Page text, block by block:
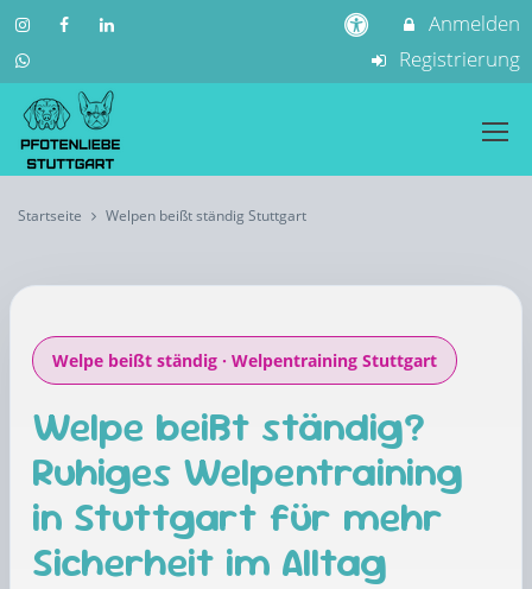
Anmelden
Registrierung
Startseite Welpen beißt ständig Stuttgart
Welpe beißt ständig · Welpentraining Stuttgart
Welpe beißt ständig?
Ruhiges Welpentraining
in Stuttgart für mehr
Sicherheit im Alltag